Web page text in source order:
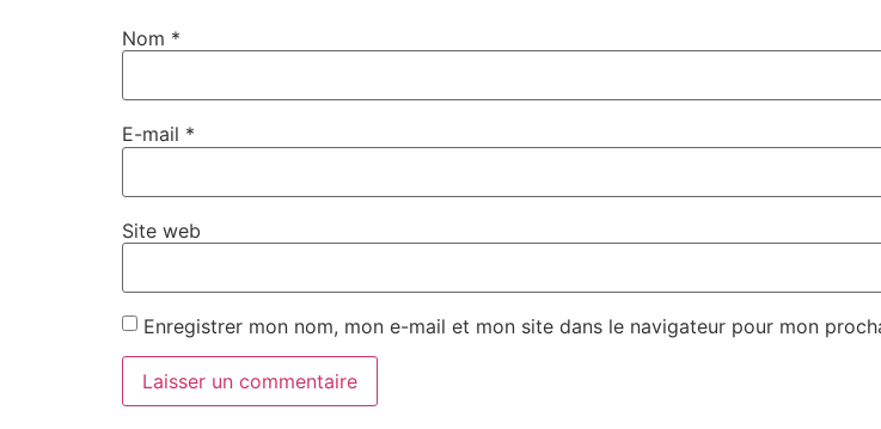
Nom *
E-mail *
Site web
Enregistrer mon nom, mon e-mail et mon site dans le navigateur pour mon